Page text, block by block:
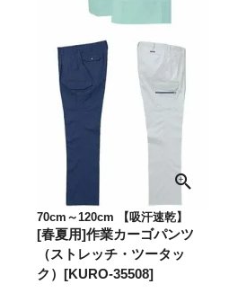
70cm～120cm 【吸汗速乾】
[春夏用]作業カーゴパンツ
（ストレッチ・ツータッ
ク）[KURO-35508]